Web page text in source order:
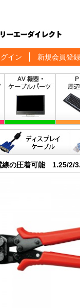
イン 新規会員登録
線の圧着可能 1.25/2/